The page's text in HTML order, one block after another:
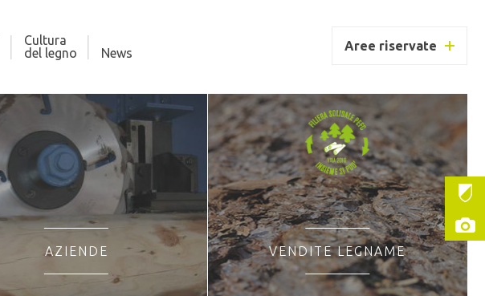
Cultura
del legno
News Aree riservate
AZIENDE VENDITE LEGNAME